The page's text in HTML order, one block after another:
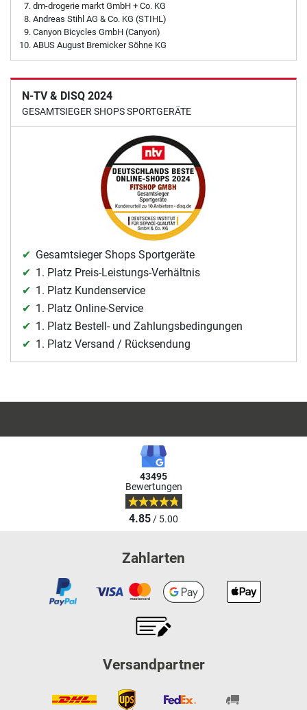
dm-drogerie markt GmbH + Co. KG
Andreas Stihl AG & Co. KG (STIHL)
Canyon Bicycles GmbH (Canyon)
ABUS August Bremicker Söhne KG
N-TV & DISQ 2024
GESAMTSIEGER SHOPS SPORTGERÄTE
Gesamtsieger Shops Sportgeräte
1. Platz Preis-Leistungs-Verhältnis
1. Platz Kundenservice
1. Platz Online-Service
1. Platz Bestell- und Zahlungsbedingungen
1. Platz Versand / Rücksendung
43495
Bewertungen
4.85/ 5.00
Zahlarten
Versandpartner